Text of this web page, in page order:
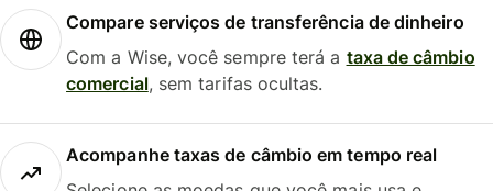
Compare serviços de transferência de dinheiro
Com a Wise, você sempre terá a taxa de câmbio
comercial, sem tarifas ocultas.
Acompanhe taxas de câmbio em tempo real